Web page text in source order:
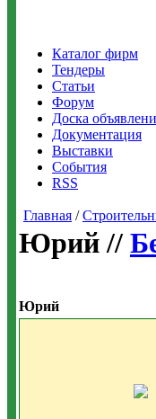
Каталог фирм
Тендеры
Статьи
Форум
Доска
Документация
Выставки
События
RSS
Главная /
Юрий //
Юрий